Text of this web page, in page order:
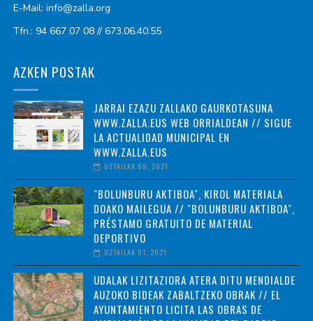
E-Mail: info@zalla.org
Tfn.: 94 667 07 08 // 673.06.40.55
AZKEN POSTAK
JARRAI EZAZU ZALLAKO GAURKOTASUNA
WWW.ZALLA.EUS WEB ORRIALDEAN // SIGUE
LA ACTUALIDAD MUNICIPAL EN
WWW.ZALLA.EUS
UZTAILAK 09, 2021
"BOLUNBURU AKTIBOA", KIROL MATERIALA
DOAKO MAILEGUA // "BOLUNBURU AKTIBOA",
PRÉSTAMO GRATUITO DE MATERIAL
DEPORTIVO
UZTAILAK 01, 2021
UDALAK LIZITAZIORA ATERA DITU MENDIALDE
AUZOKO BIDEAK ZABALTZEKO OBRAK // EL
AYUNTAMIENTO LICITA LAS OBRAS DE